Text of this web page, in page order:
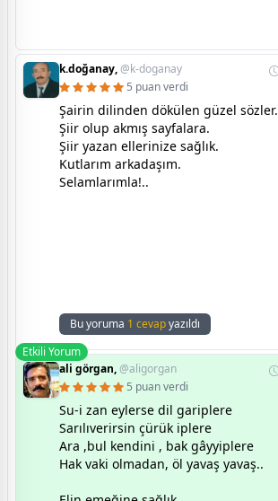
k.doğanay,@k-doganay
5 puan verdi
Şairin dilinden dökülen güzel sözler.
Şiir olup akmış sayfalara.
Şiir yazan ellerinize sağlık.
Kutlarım arkadaşım.
Selamlarımla!..
Bu yoruma 1 cevapyazıldı
Etkili Yorum
ali görgan,@aligorgan
5 puan verdi
Su-i zan eylerse dil gariplere
Sarılıverirsin çürük iplere
Ara ,bul kendini , bak gâyyiplere
Hak vaki olmadan, öl yavaş yavaş..